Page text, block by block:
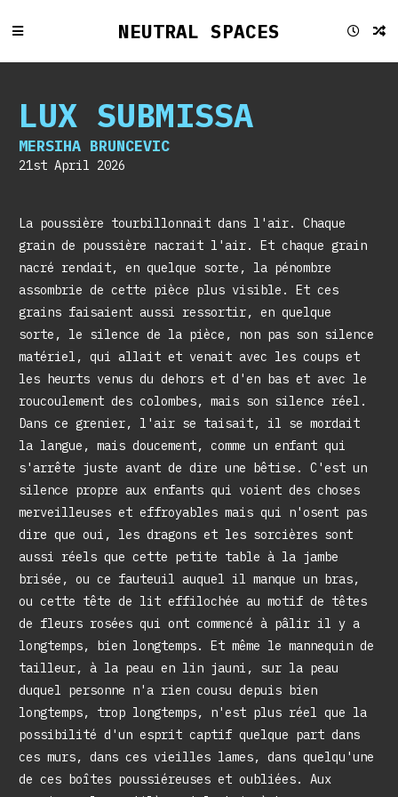
NEUTRAL SPACES
LUX SUBMISSA
MERSIHA BRUNCEVIC
21st April 2026
La poussière tourbillonnait dans l'air. Chaque
grain de poussière nacrait l'air. Et chaque grain
nacré rendait, en quelque sorte, la pénombre
assombrie de cette pièce plus visible. Et ces
grains faisaient aussi ressortir, en quelque
sorte, le silence de la pièce, non pas son silence
matériel, qui allait et venait avec les coups et
les heurts venus du dehors et d'en bas et avec le
roucoulement des colombes, mais son silence réel.
Dans ce grenier, l'air se taisait, il se mordait
la langue, mais doucement, comme un enfant qui
s'arrête juste avant de dire une bêtise. C'est un
silence propre aux enfants qui voient des choses
merveilleuses et effroyables mais qui n'osent pas
dire que oui, les dragons et les sorcières sont
aussi réels que cette petite table à la jambe
brisée, ou ce fauteuil auquel il manque un bras,
ou cette tête de lit effilochée au motif de têtes
de fleurs rosées qui ont commencé à pâlir il y a
longtemps, bien longtemps. Et même le mannequin de
tailleur, à la peau en lin jauni, sur la peau
duquel personne n'a rien cousu depuis bien
longtemps, trop longtemps, n'est plus réel que la
possibilité d'un esprit captif quelque part dans
ces murs, dans ces vieilles lames, dans quelqu'une
de ces boîtes poussiéreuses et oubliées. Aux